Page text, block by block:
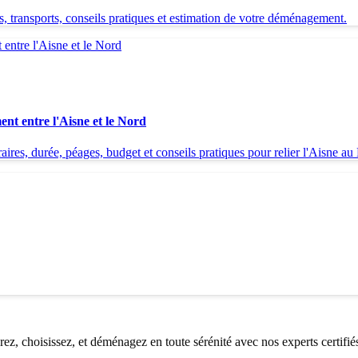
conseils pratiques et estimation de votre déménagement.
entre l'Aisne et le Nord
durée, péages, budget et conseils pratiques pour relier l'Aisne au
choisissez, et déménagez en toute sérénité avec nos experts